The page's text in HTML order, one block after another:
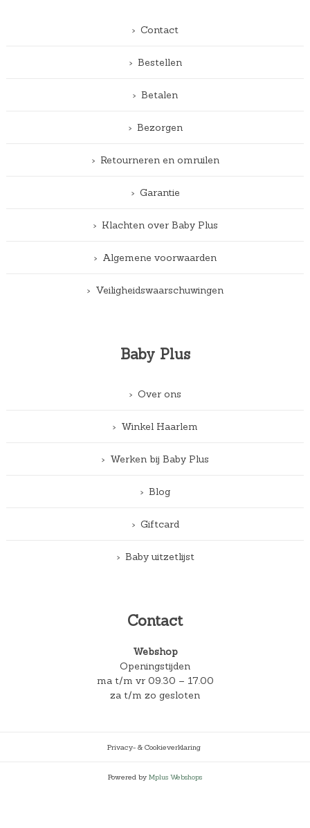
Contact
Bestellen
Betalen
Bezorgen
Retourneren en omruilen
Garantie
Klachten over Baby Plus
Algemene voorwaarden
Veiligheidswaarschuwingen
Baby Plus
Over ons
Winkel Haarlem
Werken bij Baby Plus
Blog
Giftcard
Baby uitzetlijst
Contact
Webshop
Openingstijden
ma t/m vr 09.30 – 17.00
za t/m zo gesloten
Privacy- & Cookieverklaring
Powered by Mplus Webshops